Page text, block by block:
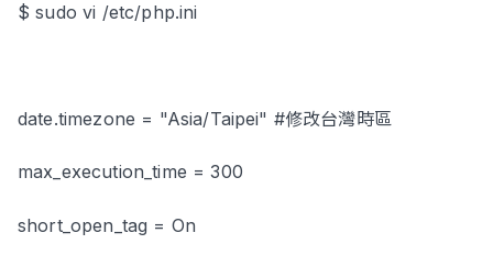
$ sudo vi /etc/php.ini
date.timezone = "Asia/Taipei" #修改台灣時區
max_execution_time = 300
short_open_tag = On